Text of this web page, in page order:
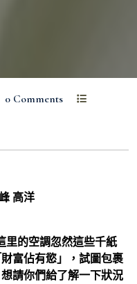
0 Comments
高洋
的空調忽然這些千紙
富佔有慾」，試圖包裹
請你們給了解一下狀況